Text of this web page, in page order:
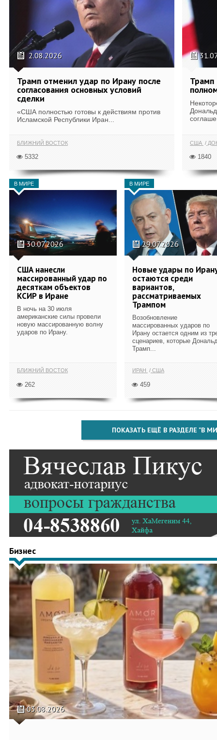
2.08.2026
Трамп отменил удар по Ирану после
согласования основных условий
сделки
«США полностью готовы к действиям против
Исламской Республики Иран...
БЛИЖНИЙ ВОСТОК
5332
Трамп
США
1840
В МИРЕ
30.07.2026
США нанесли
массированный удар по
десяткам объектов
КСИР в Иране
В ночь на 30 июля
американские силы провели
новую массированную волну
ударов по Ирану.
БЛИЖНИЙ ВОСТОК
262
В МИРЕ
29.07.2026
Новые удары по
остаются среди
вариантов,
рассматриваемых
Трампом
Возобновление
массированных ударов по
Ирану остается одним из
сценариев, которые
Трамп...
ИРАН США
459
ПОКАЗАТЬ ЕЩЁ В РАЗДЕЛЕ "В
Бизнес
03.08.2026